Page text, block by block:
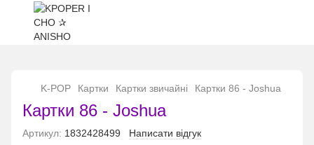
K-POP Картки Картки звичайні Картки 86 - Joshua
Картки 86 - Joshua
Артикул: 1832428499 Написати відгук